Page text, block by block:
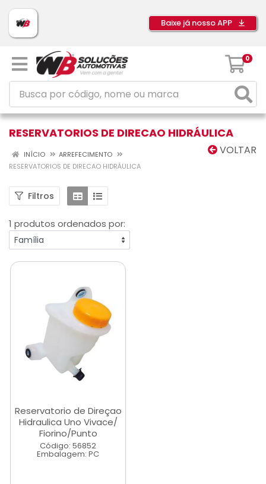
Baixe já nosso APP
0
RESERVATORIOS DE DIRECAO HIDRÁULICA
VOLTAR
INÍCIO
ARREFECIMENTO
RESERVATORIOS DE DIRECAO HIDRÁULICA
Filtros
1 produtos ordenados por:
Reservatorio de Direçao
Hidraulica Uno Vivace/
Fiorino/Punto
Código: 56852
Embalagem: PC